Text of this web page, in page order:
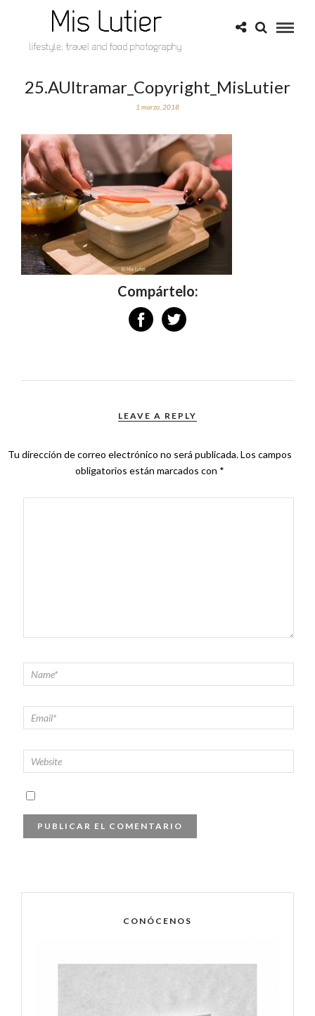
25.AUltramar_Copyright_MisLutier
1 marzo, 2018
Compártelo:
LEAVE A REPLY
Tu dirección de correo electrónico no será publicada.Los campos
obligatorios están marcados con *
CONÓCENOS